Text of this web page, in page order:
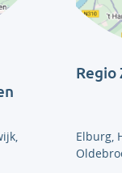
Regio
Elburg,